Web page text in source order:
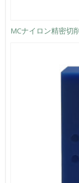
MCナイロン精密切